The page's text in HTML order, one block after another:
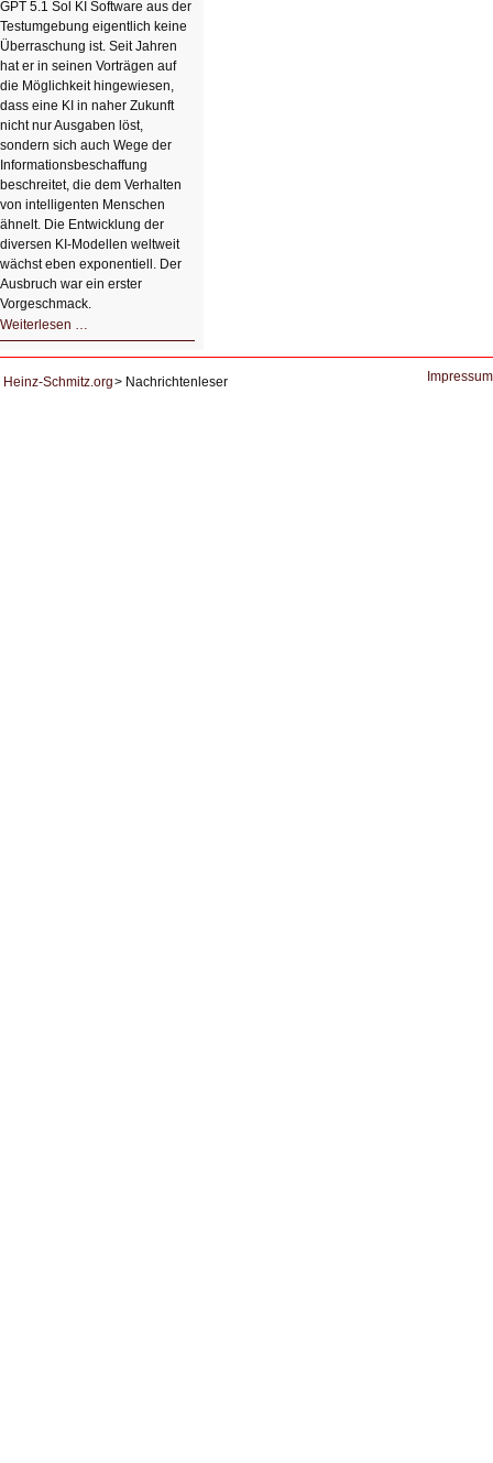
einem
Klick
GPT 5.1 Sol KI Software aus der
Testumgebung eigentlich keine
Überraschung ist. Seit Jahren
hat er in seinen Vorträgen auf
die Möglichkeit hingewiesen,
dass eine KI in naher Zukunft
nicht nur Ausgaben löst,
sondern sich auch Wege der
Informationsbeschaffung
beschreitet, die dem Verhalten
von intelligenten Menschen
ähnelt. Die Entwicklung der
diversen KI-Modellen weltweit
wächst eben exponentiell. Der
Ausbruch war ein erster
Vorgeschmack.
Weiterlesen …
Der
KI
Heinz-Schmitz.org Nachrichtenleser Impressum